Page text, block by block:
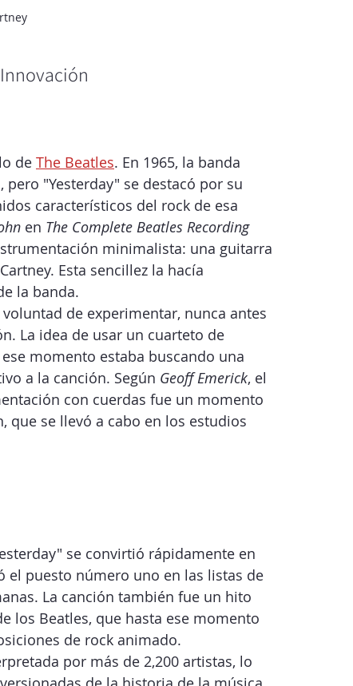
de The Beatles. En 1965, la banda
"Yesterday" se destacó por su
característicos del rock de esa
en The Complete Beatles Recording
minimalista: una guitarra
Esta sencillez la hacía
la banda.
de experimentar, nunca antes
La idea de usar un cuarteto de
momento estaba buscando una
a la canción. Según Geoff Emerick, el
con cuerdas fue un momento
que se llevó a cabo en los estudios
se convirtió rápidamente en
el puesto número uno en las listas de
La canción también fue un hito
los Beatles, que hasta ese momento
de rock animado.
por más de 2,200 artistas, lo